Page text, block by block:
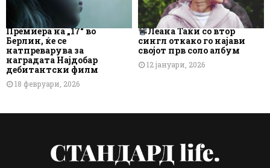
Премиера на „17“ во
Берлин, ќе се
натпреварува за
наградата Најдобар
дебитантски филм
18 февруари, 2026
Леана Таќи со втор
сингл откако го најави
својот прв соло албум
12 јануари, 2026